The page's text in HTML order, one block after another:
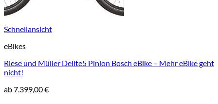
Schnellansicht
eBikes
Riese und Müller Delite5 Pinion Bosch eBike – Mehr eBike geht
nicht!
ab7.399,00€